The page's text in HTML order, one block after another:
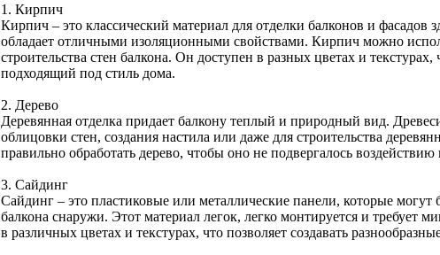
1. Кирпич
Кирпич – это классический материал для отделки балконов и фасадов
обладает отличными изоляционными свойствами. Кирпич можно
строительства стен балкона. Он доступен в разных цветах и текстурах,
подходящий под стиль дома.
2. Дерево
Деревянная отделка придает балкону теплый и природный вид.
облицовки стен, создания настила или даже для строительства
правильно обработать дерево, чтобы оно не подвергалось воздействию
3. Сайдинг
Сайдинг – это пластиковые или металлические панели, которые могут
балкона снаружи. Этот материал легок, легко монтируется и требует
в различных цветах и текстурах, что позволяет создавать